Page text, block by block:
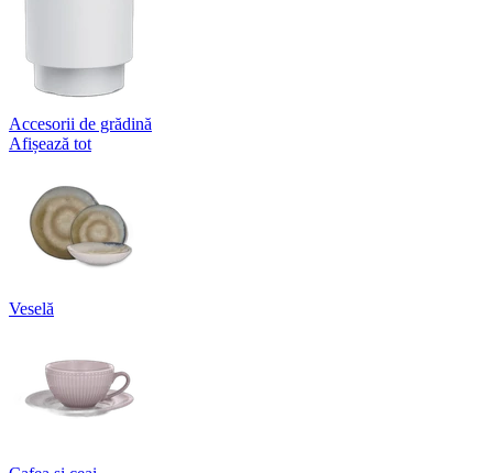
Accesorii de grădină
Afișează tot
Veselă